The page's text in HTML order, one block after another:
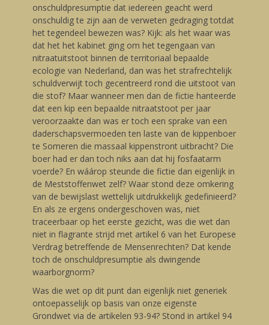
onschuldpresumptie dat iedereen geacht werd
onschuldig te zijn aan de verweten gedraging totdat
het tegendeel bewezen was? Kijk: als het waar was
dat het het kabinet ging om het tegengaan van
nitraatuitstoot binnen de territoriaal bepaalde
ecologie van Nederland, dan was het strafrechtelijk
schuldverwijt toch gecentreerd rond die uitstoot van
die stof? Maar wanneer men dan de fictie hanteerde
dat een kip een bepaalde nitraatstoot per jaar
veroorzaakte dan was er toch een sprake van een
daderschapsvermoeden ten laste van de kippenboer
te Someren die massaal kippenstront uitbracht? Die
boer had er dan toch niks aan dat hij fosfaatarm
voerde? En wáárop steunde die fictie dan eigenlijk in
de Meststoffenwet zelf? Waar stond deze omkering
van de bewijslast wettelijk uitdrukkelijk gedefinieerd?
En als ze ergens ondergeschoven was, niet
traceerbaar op het eerste gezicht, was die wet dan
niet in flagrante strijd met artikel 6 van het Europese
Verdrag betreffende de Mensenrechten? Dat kende
toch de onschuldpresumptie als dwingende
waarborgnorm?
Was die wet op dit punt dan eigenlijk niet generiek
ontoepasselijk op basis van onze eigenste
Grondwet via de artikelen 93-94? Stond in artikel 94